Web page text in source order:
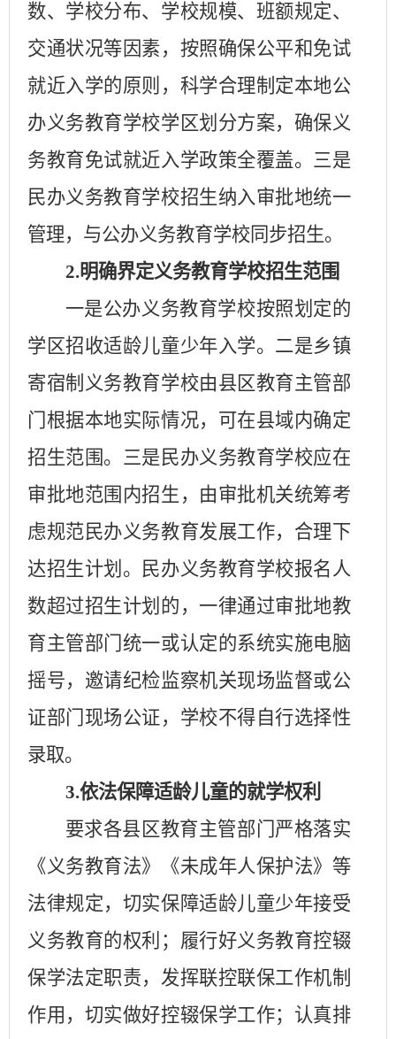
数、学校分布、学校规模、班额规定、
交通状况等因素，按照确保公平和免试
就近入学的原则，科学合理制定本地公
办义务教育学校学区划分方案，确保义
务教育免试就近入学政策全覆盖。三是
民办义务教育学校招生纳入审批地统一
管理，与公办义务教育学校同步招生。
2.明确界定义务教育学校招生范围
一是公办义务教育学校按照划定的
学区招收适龄儿童少年入学。二是乡镇
寄宿制义务教育学校由县区教育主管部
门根据本地实际情况，可在县域内确定
招生范围。三是民办义务教育学校应在
审批地范围内招生，由审批机关统筹考
虑规范民办义务教育发展工作，合理下
达招生计划。民办义务教育学校报名人
数超过招生计划的，一律通过审批地教
育主管部门统一或认定的系统实施电脑
摇号，邀请纪检监察机关现场监督或公
证部门现场公证，学校不得自行选择性
录取。
3.依法保障适龄儿童的就学权利
要求各县区教育主管部门严格落实
《义务教育法》《未成年人保护法》等
法律规定，切实保障适龄儿童少年接受
义务教育的权利；履行好义务教育控辍
保学法定职责，发挥联控联保工作机制
作用，切实做好控辍保学工作；认真排